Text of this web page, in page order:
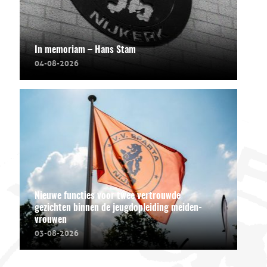
In memoriam – Hans Stam
04-08-2026
Nieuwe functies voor twee vertrouwde
gezichten binnen de jeugdopleiding meiden-
vrouwen
03-08-2026